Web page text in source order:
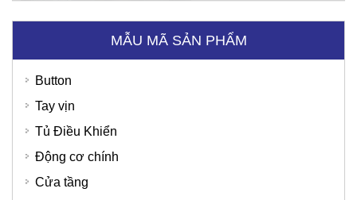
Sunny Hotel - Cao Bằng
MẪU MÃ SẢN PHẨM
Button
Tay vịn
Tủ Điều Khiển
Động cơ chính
Cửa tầng